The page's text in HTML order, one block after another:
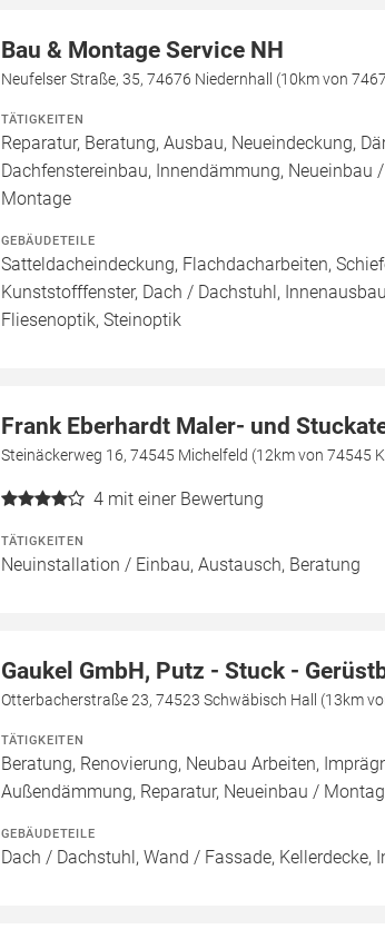
Bau & Montage Service NH
Neufelser Straße, 35, 74676 Niedernhall (10km von
TÄTIGKEITEN
Reparatur, Beratung, Ausbau, Neueindeckung,
Dachfenstereinbau, Innendämmung,
Montage
GEBÄUDETEILE
Satteldacheindeckung, Flachdacharbeiten,
Kunststofffenster, Dach / Dachstuhl,
Fliesenoptik, Steinoptik
Frank Eberhardt Maler- und
Steinäckerweg 16, 74545 Michelfeld (12km von 74545
4 mit einer Bewertung
TÄTIGKEITEN
Neuinstallation / Einbau, Austausch, Beratung
Gaukel GmbH, Putz - Stuck -
Otterbacherstraße 23, 74523 Schwäbisch Hall (13km
TÄTIGKEITEN
Beratung, Renovierung, Neubau Arbeiten,
Außendämmung, Reparatur, Neueinbau /
GEBÄUDETEILE
Dach / Dachstuhl, Wand / Fassade,